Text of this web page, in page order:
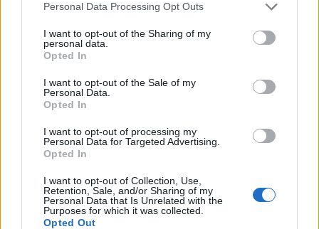
Personal Data Processing Opt Outs
I want to opt-out of the Sharing of my
personal data.
Opted In
I want to opt-out of the Sale of my
Personal Data.
Opted In
I want to opt-out of processing my
Personal Data for Targeted Advertising.
Opted In
I want to opt-out of Collection, Use,
Retention, Sale, and/or Sharing of my
Personal Data that Is Unrelated with the
Purposes for which it was collected.
Opted Out
Immaginicourtesy
Per altri contenuti iscriviti alla newsletter di Robb
Share